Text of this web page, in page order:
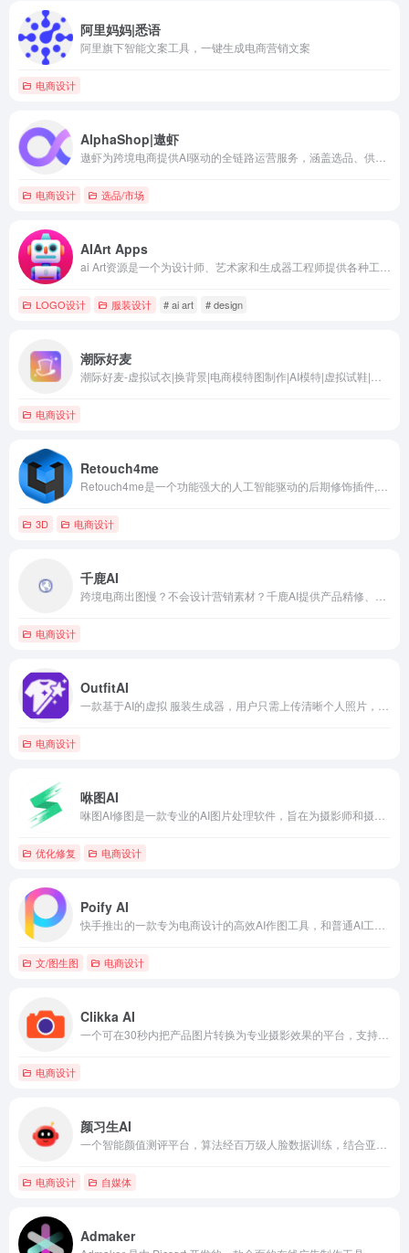
阿里妈妈|悉语
阿里旗下智能文案工具，一键生成电商营销文案
电商设计
AlphaShop|遨虾
电商设计 选品/市场
AIArt Apps
LOGO设计 服装设计 # ai art # design
潮际好麦
电商设计
Retouch4me
3D 电商设计
千鹿AI
电商设计
OutfitAI
电商设计
咻图AI
优化修复 电商设计
Poify AI
文/图生图 电商设计
Clikka AI
电商设计
颜习生AI
电商设计 自媒体
Admaker